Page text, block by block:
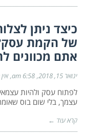
כיצד ניתן
של הקמת
אתם מכוונים
ינואר 15, 2018 6:58 am
לפתוח עסק ולהיות
עצמך, בלי שום בוס
קרא עוד ←